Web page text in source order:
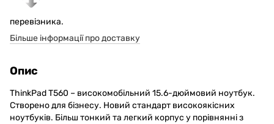
перевізника.
Більше інформації про доставку
Опис
ThinkPad T560 – високомобільний 15.6-дюймовий ноутбук.
Створено для бізнесу. Новий стандарт високоякісних
ноутбуків. Більш тонкий та легкий корпус у порівнянні з